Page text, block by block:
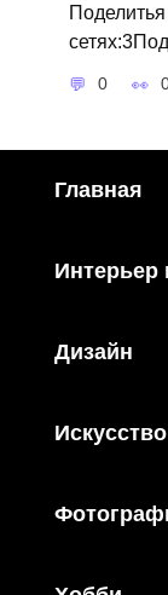
0
Главная
Интерьер
Дизайн
Искусство